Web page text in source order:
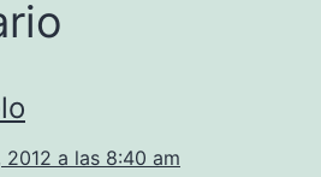
a las 8:40 am